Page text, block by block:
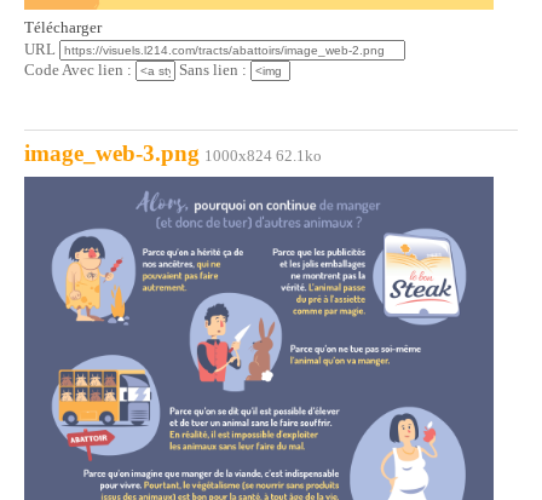
Télécharger
URL
Code Avec lien :
Sans lien :
image_web-3.png 1000x824 62.1ko